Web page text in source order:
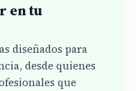
en tu
diseñados para
desde quienes
que